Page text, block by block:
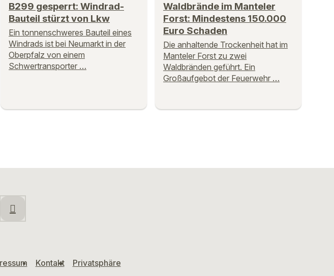
B299 gesperrt: Windrad-
Bauteil stürzt von Lkw
Ein tonnenschweres Bauteil eines
Windrads ist bei Neumarkt in der
Oberpfalz von einem
Schwertransporter …
Waldbrände im Manteler
Forst: Mindestens 150.000
Euro Schaden
Die anhaltende Trockenheit hat im
Manteler Forst zu zwei
Waldbränden geführt. Ein
Großaufgebot der Feuerwehr …
Kontakt Privatsphäre